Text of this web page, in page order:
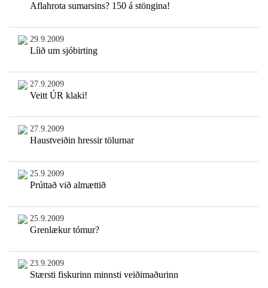
Aflahrota sumarsins? 150 á stöngina!
29.9.2009
Líið um sjóbirting
27.9.2009
Veitt ÚR klaki!
27.9.2009
Haustveiðin hressir tölurnar
25.9.2009
Prúttað við almættið
25.9.2009
Grenlækur tómur?
23.9.2009
Stærsti fiskurinn minnsti veiðimaðurinn